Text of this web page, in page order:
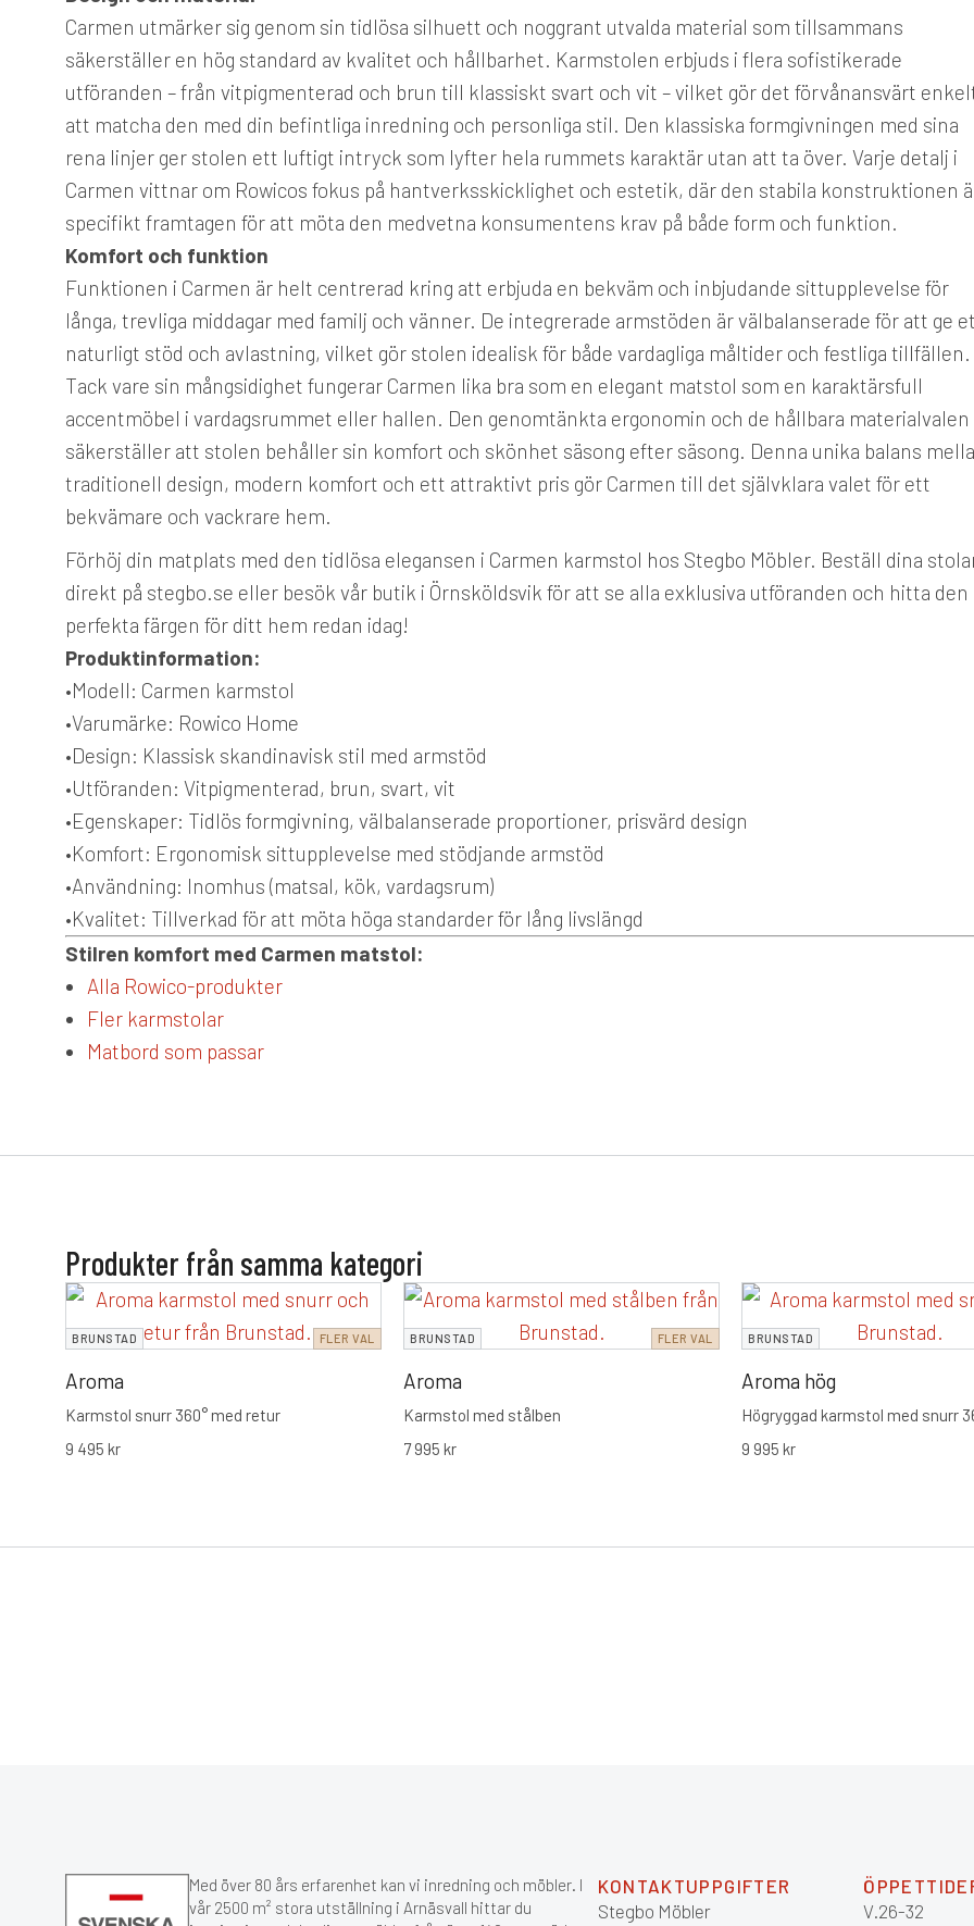
Carmen utmärker sig genom sin tidlösa silhuett och noggrant utvalda material som tillsammans
säkerställer en hög standard av kvalitet och hållbarhet. Karmstolen erbjuds i flera sofistikerade
utföranden – från vitpigmenterad och brun till klassiskt svart och vit – vilket gör det förvånansvärt
att matcha den med din befintliga inredning och personliga stil. Den klassiska formgivningen med sina
rena linjer ger stolen ett luftigt intryck som lyfter hela rummets karaktär utan att ta över. Varje detalj i
Carmen vittnar om Rowicos fokus på hantverksskicklighet och estetik, där den stabila konstruktionen
specifikt framtagen för att möta den medvetna konsumentens krav på både form och funktion.
Komfort och funktion
Funktionen i Carmen är helt centrerad kring att erbjuda en bekväm och inbjudande sittupplevelse för
långa, trevliga middagar med familj och vänner. De integrerade armstöden är välbalanserade för att ge
naturligt stöd och avlastning, vilket gör stolen idealisk för både vardagliga måltider och festliga tillfällen.
Tack vare sin mångsidighet fungerar Carmen lika bra som en elegant matstol som en karaktärsfull
accentmöbel i vardagsrummet eller hallen. Den genomtänkta ergonomin och de hållbara materialvalen
säkerställer att stolen behåller sin komfort och skönhet säsong efter säsong. Denna unika balans
traditionell design, modern komfort och ett attraktivt pris gör Carmen till det självklara valet för ett
bekvämare och vackrare hem.
Förhöj din matplats med den tidlösa elegansen i Carmen karmstol hos Stegbo Möbler. Beställ dina
direkt på stegbo.se eller besök vår butik i Örnsköldsvik för att se alla exklusiva utföranden och hitta den
perfekta färgen för ditt hem redan idag!
Produktinformation:
•Modell: Carmen karmstol
•Varumärke: Rowico Home
•Design: Klassisk skandinavisk stil med armstöd
•Utföranden: Vitpigmenterad, brun, svart, vit
•Egenskaper: Tidlös formgivning, välbalanserade proportioner, prisvärd design
•Komfort: Ergonomisk sittupplevelse med stödjande armstöd
•Användning: Inomhus (matsal, kök, vardagsrum)
•Kvalitet: Tillverkad för att möta höga standarder för lång livslängd
Stilren komfort med Carmen matstol:
Alla Rowico-produkter
Fler karmstolar
Matbord som passar
Produkter från samma kategori
BRUNSTAD FLER VAL
Aroma
Karmstol snurr 360° med retur
9 495 kr
BRUNSTAD FLER VAL
Aroma
Karmstol med stålben
7 995 kr
BRUNSTAD
Aroma hög
Högryggad karmstol med snurr
9 995 kr
Med över 80 års erfarenhet kan vi inredning och möbler. I
vår 2500 m² stora utställning i Arnäsvall hittar du
KONTAKTUPPGIFTER
Stegbo Möbler
V.26-32